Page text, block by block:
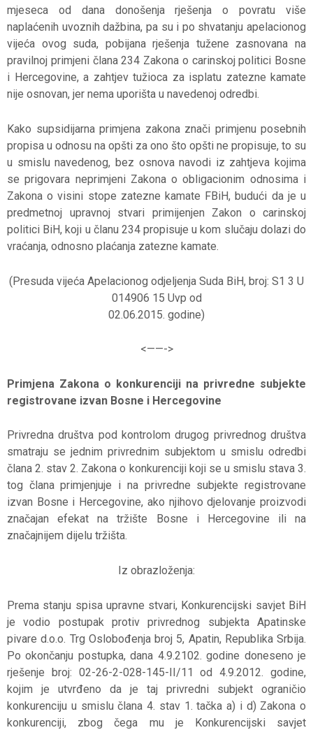
mjeseca od dana donošenja rješenja o povratu više
naplaćenih uvoznih dažbina, pa su i po shvatanju apelacionog
vijeća ovog suda, pobijana rješenja tužene zasnovana na
pravilnoj primjeni člana 234 Zakona o carinskoj politici Bosne
i Hercegovine, a zahtjev tužioca za isplatu zatezne kamate
nije osnovan, jer nema uporišta u navedenoj odredbi.
Kako supsidijarna primjena zakona znači primjenu posebnih
propisa u odnosu na opšti za ono što opšti ne propisuje, to su
u smislu navedenog, bez osnova navodi iz zahtjeva kojima
se prigovara neprimjeni Zakona o obligacionim odnosima i
Zakona o visini stope zatezne kamate FBiH, budući da je u
predmetnoj upravnoj stvari primijenjen Zakon o carinskoj
politici BiH, koji u članu 234 propisuje u kom slučaju dolazi do
vraćanja, odnosno plaćanja zatezne kamate.
(Presuda vijeća Apelacionog odjeljenja Suda BiH, broj: S1 3 U
014906 15 Uvp od
02.06.2015. godine)
<——->
Primjena Zakona o konkurenciji na privredne subjekte
registrovane izvan Bosne i Hercegovine
Privredna društva pod kontrolom drugog privrednog društva
smatraju se jednim privrednim subjektom u smislu odredbi
člana 2. stav 2. Zakona o konkurenciji koji se u smislu stava 3.
tog člana primjenjuje i na privredne subjekte registrovane
izvan Bosne i Hercegovine, ako njihovo djelovanje proizvodi
značajan efekat na tržište Bosne i Hercegovine ili na
značajnijem dijelu tržišta.
Iz obrazloženja:
Prema stanju spisa upravne stvari, Konkurencijski savjet BiH
je vodio postupak protiv privrednog subjekta Apatinske
pivare d.o.o. Trg Oslobođenja broj 5, Apatin, Republika Srbija.
Po okončanju postupka, dana 4.9.2102. godine doneseno je
rješenje broj: 02-26-2-028-145-II/11 od 4.9.2012. godine,
kojim je utvrđeno da je taj privredni subjekt ograničio
konkurenciju u smislu člana 4. stav 1. tačka a) i d) Zakona o
konkurenciji, zbog čega mu je Konkurencijski savjet